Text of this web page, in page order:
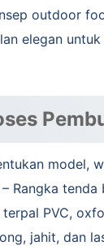
outdoor
elegan
model,
– Rangka
terpal PVC,
jahit, dan